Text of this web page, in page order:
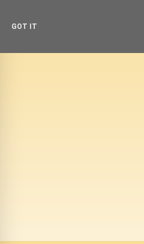
GOT IT